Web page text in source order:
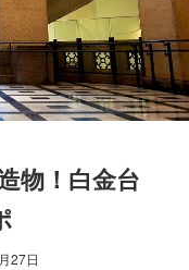
物！白金台
27日